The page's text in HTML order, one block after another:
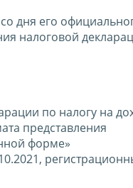
дня его
налоговой
по налогу на
представления
форме»